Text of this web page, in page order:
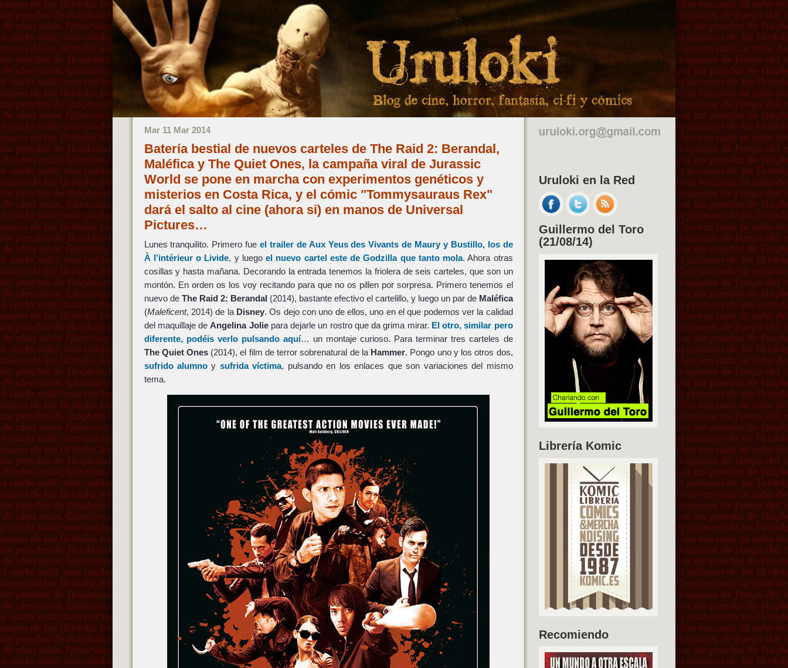
Mar 11 Mar 2014
Batería bestial de nuevos carteles de The Raid 2: Berandal,
Maléfica y The Quiet Ones, la campaña viral de Jurassic
World se pone en marcha con experimentos genéticos y
misterios en Costa Rica, y el cómic "Tommysauraus Rex"
dará el salto al cine (ahora si) en manos de Universal
Pictures…
Lunes tranquilito. Primero fueel trailer de Aux Yeus des Vivants de Maury y Bustillo, los de
À l’intérieuro Livide, y luegoel nuevo cartel este deGodzillaque tanto mola. Ahora otras
cosillas y hasta mañana. Decorando la entrada tenemos la friolera de seis carteles, que son un
montón. En orden os los voy recitando para que no os pillen por sorpresa. Primero tenemos el
nuevo de The Raid 2: Berandal (2014), bastante efectivo el cartelillo, y luego un par de Maléfica
(Maleficent, 2014) de la Disney. Os dejo con uno de ellos, uno en el que podemos ver la calidad
del maquillaje deAngelina Joliepara dejarle un rostro que da grima mirar. El otro, similar pero
diferente, podéis verlo pulsando aquí… un montaje curioso. Para terminar tres carteles de
The Quiet Ones (2014), el film de terror sobrenatural de la Hammer. Pongo uno y los otros dos,
sufrido alumno y sufrida víctima, pulsando en los enlaces que son variaciones del mismo
tema.
Uruloki en la Red
Guillermo del Toro
(21/08/14)
Librería Komic
Recomiendo